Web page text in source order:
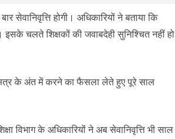
सेवानिवृत्ति होगी। अधिकारियों ने बताया कि
इसके चलते शिक्षकों की जवाबदेही सुनिश्चित नहीं हो
सत्र के अंत में करने का फैसला लेते हुए पूरे साल
के अधिकारियों ने अब सेवानिवृत्ति भी साल